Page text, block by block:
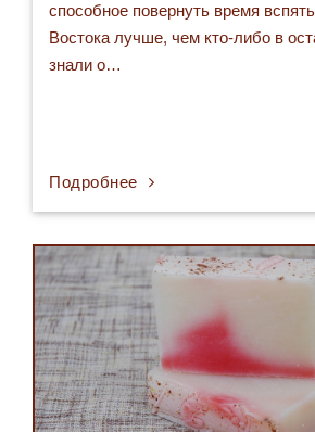
способное повернуть время
Востока лучше, чем кто-либо в
знали о…
Подробнее